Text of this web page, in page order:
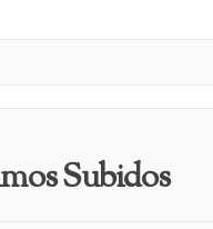
Subidos